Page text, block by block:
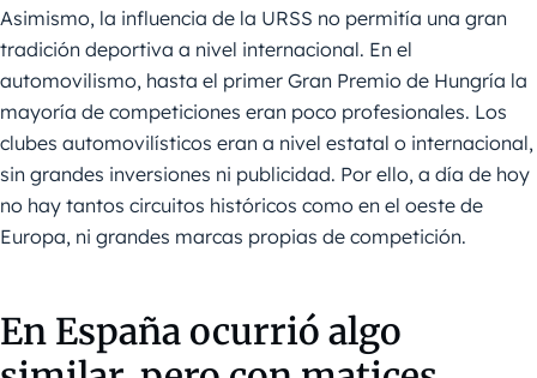
Asimismo, la influencia de la URSS no permitía una gran
tradición deportiva a nivel internacional. En el
automovilismo, hasta el primer Gran Premio de Hungría la
mayoría de competiciones eran poco profesionales. Los
clubes automovilísticos eran a nivel estatal o internacional,
sin grandes inversiones ni publicidad. Por ello, a día de hoy
no hay tantos circuitos históricos como en el oeste de
Europa, ni grandes marcas propias de competición.
En España ocurrió algo